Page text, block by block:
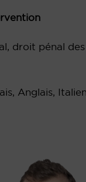
droit pénal
Anglais, Italien.